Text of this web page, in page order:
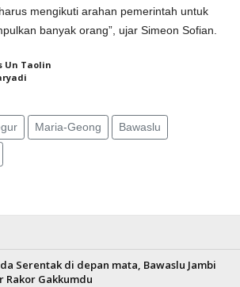
mengikuti arahan pemerintah untuk
banyak orang”, ujar Simeon Sofian.
Un Taolin
Maria-Geong Bawaslu
Serentak di depan mata, Bawaslu Jambi
Rakor Gakkumdu